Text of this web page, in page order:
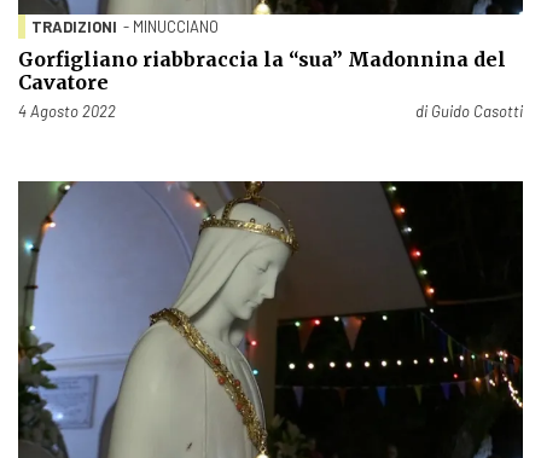
TRADIZIONI - MINUCCIANO
Gorfigliano riabbraccia la “sua” Madonnina del
Cavatore
Pubblicato il
4 Agosto 2022 di Guido Casotti